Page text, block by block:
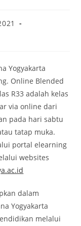
Yogyakarta
Online Blended
R33 adalah kelas
via online dari
pada hari sabtu
tatap muka.
portal elearning
websites
dalam
Yogyakarta
melalui